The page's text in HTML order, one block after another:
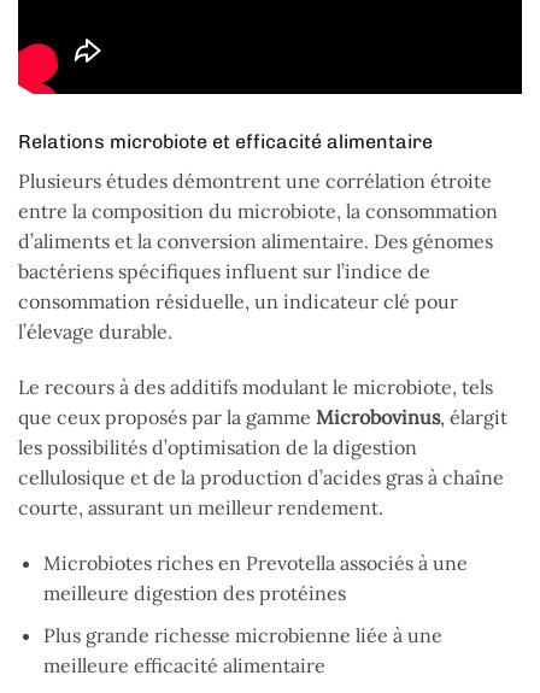
Relations microbiote et efficacité alimentaire
Plusieurs études démontrent une corrélation étroite
entre la composition du microbiote, la consommation
d’aliments et la conversion alimentaire. Des génomes
bactériens spécifiques influent sur l’indice de
consommation résiduelle, un indicateur clé pour
l’élevage durable.
Le recours à des additifs modulant le microbiote, tels
que ceux proposés par la gamme Microbovinus, élargit
les possibilités d’optimisation de la digestion
cellulosique et de la production d’acides gras à chaîne
courte, assurant un meilleur rendement.
Microbiotes riches en Prevotella associés à une
meilleure digestion des protéines
Plus grande richesse microbienne liée à une
meilleure efficacité alimentaire